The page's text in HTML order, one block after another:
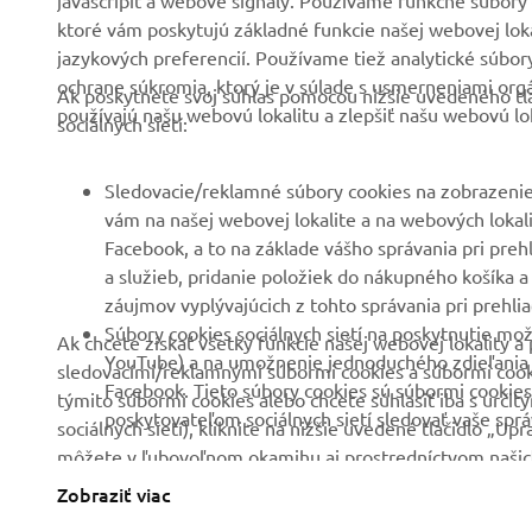
Podujatia
Tlač
Katalóg
Staňte sa predajcom
Zásady týkajúce sa
ľudských práv
Základné zásady
udržateľnosti
Kanál pre oznamovateľov
Prví respondenti
Súprava autoškoly
Partnerstvá
Technické informácie pre
nezávislých predajcov
Yamalube Safety Data
Sheets
Slovakia (Slovak)
ktoré vám poskytujú základné funkcie našej webovej
jazykových preferencií. Používame tiež analytické
ochrane súkromia, ktorý je v súlade s usmerneniami
používajú našu webovú lokalitu a zlepšiť našu webovú
Ak poskytnete svoj súhlas pomocou nižšie uvedeného
sociálnych sietí:
Sledovacie/reklamné súbory cookies na
vám na našej webovej lokalite a na webových
Facebook, a to na základe vášho správania pri
a služieb, pridanie položiek do nákupného košíka
záujmov vyplývajúcich z tohto správania pri
Súbory cookies sociálnych sietí na poskytnutie
YouTube) a na umožnenie jednoduchého
Facebook. Tieto súbory cookies sú súbormi
poskytovateľom sociálnych sietí sledovať vaše
Ak chcete získať všetky funkcie našej webovej lokality
sledovacími/reklamnými súbormi cookies a súbormi
týmito súbormi cookies alebo chcete súhlasiť iba s
sociálnych sietí), kliknite na nižšie uvedené tlačidlo
môžete v ľubovoľnom okamihu aj prostredníctvom
sa dozvedeli viac o nami používaných súboroch cookies
Zobraziť viac